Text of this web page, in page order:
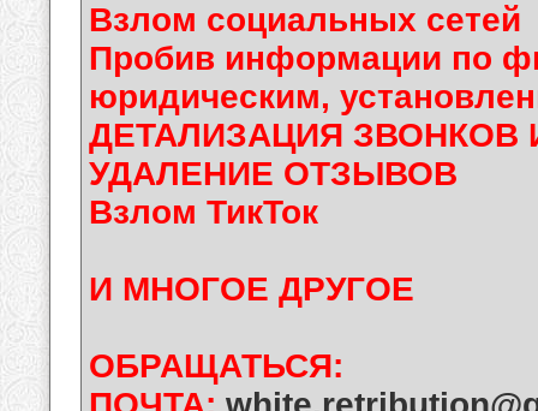
Взлом социальных сетей
Пробив информации по
юридическим,
ДЕТАЛИЗАЦИЯ ЗВОНКОВ
УДАЛЕНИЕ ОТЗЫВОВ
Взлом ТикТок
И МНОГОЕ ДРУГОЕ
ОБРАЩАТЬСЯ: